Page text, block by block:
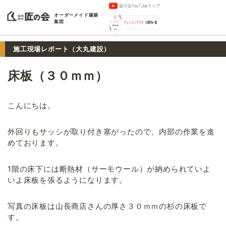
オーダーメイド建築
集団
施工現場レポート（大丸建設）
床板（３０ｍｍ）
こんにちは。
外回りもサッシが取り付き塞がったので、内部の作業を進
めております。
1階の床下には断熱材（サーモウール）が納められていよ
いよ床板を張るようになります。
写真の床板は山長商店さんの厚さ３０ｍｍの杉の床板で
す。